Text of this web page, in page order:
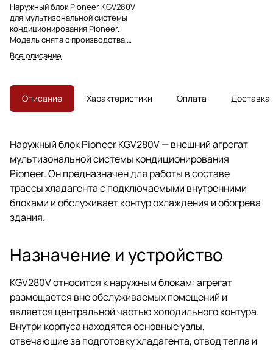
Наружный блок Pioneer KGV280V
для мультизональной системы
кондиционирования Pioneer.
Модель снята с производства,
актуальным преемником указан
Pioneer KGV280X.
Все описание
Описание Характеристики Оплата Доставка
Наружный блок Pioneer KGV280V — внешний агрегат
мультизональной системы кондиционирования
Pioneer. Он предназначен для работы в составе
трассы хладагента с подключаемыми внутренними
блоками и обслуживает контур охлаждения и обогрева
здания.
Назначение и устройство
KGV280V относится к наружным блокам: агрегат
размещается вне обслуживаемых помещений и
является центральной частью холодильного контура.
Внутри корпуса находятся основные узлы,
отвечающие за подготовку хладагента, отвод тепла и